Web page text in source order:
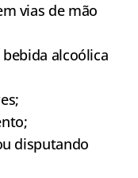
vias de mão
alcoólica
disputando